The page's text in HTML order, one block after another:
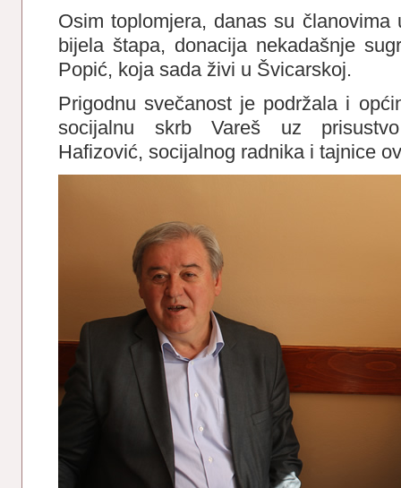
Osim toplomjera, danas su članovima
bijela štapa, donacija nekadašnje
Popić, koja sada živi u Švicarskoj.
Prigodnu svečanost je podržala i
socijalnu skrb Vareš uz
Hafizović, socijalnog radnika i tajnice